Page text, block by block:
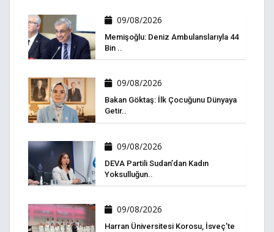
09/08/2026
Memişoğlu: Deniz Ambulanslarıyla 44
Bin ..
09/08/2026
Bakan Göktaş: İlk Çocuğunu Dünyaya
Getir..
09/08/2026
DEVA Partili Sudan’dan Kadın
Yoksulluğun..
09/08/2026
Harran Üniversitesi Korosu, İsveç’te